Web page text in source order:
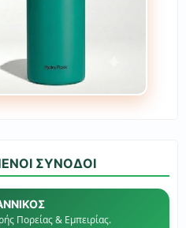
ΣΥΝΟΔΟΙ
Πορείας & Εμπειρίας.